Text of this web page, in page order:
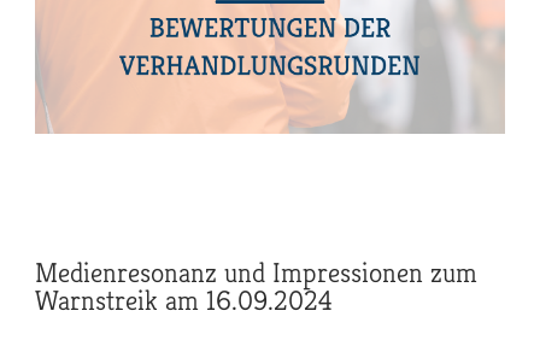
Medienresonanz und Impressionen zum
Warnstreik am 16.09.2024